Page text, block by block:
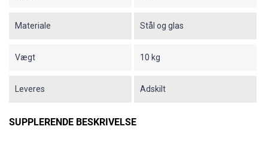
Materiale Stål og glas
Vægt 10 kg
Leveres Adskilt
SUPPLERENDE BESKRIVELSE